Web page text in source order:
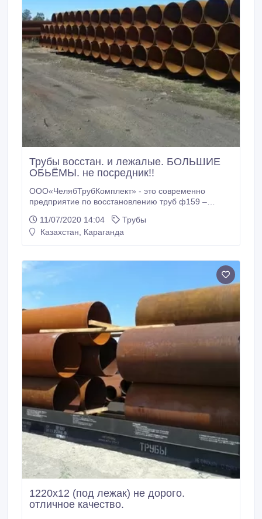
Трубы восстан. и лежалые. БОЛЬШИЕ
ОБЬЁМЫ. не посредник!!
ООО«ЧелябТрубКомплект» - это современно
предприятие по восстановлению труб ф159 –
постоянные объемы трубной продукции в размере
5000тыс/тонн. Трубы диаметром ф530, 630, 720,
состояния новой трубы и нарезанием настоящей
11/07/2020 14:04
Трубы
Казахстан, Караганда
1220х12 (под лежак) не дорого.
отличное качество.